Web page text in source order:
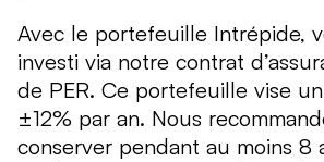
Avec le portefeuille Intrépide,
investi via notre contrat
de PER. Ce portefeuille vise
±12% par an. Nous
conserver pendant au moins 8